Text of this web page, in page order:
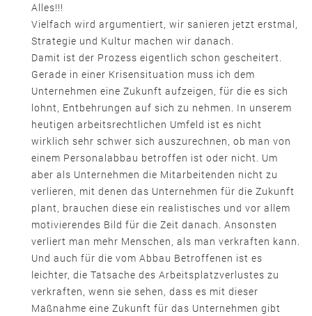
Alles!!!
Vielfach wird argumentiert, wir sanieren jetzt erstmal,
Strategie und Kultur machen wir danach.
Damit ist der Prozess eigentlich schon gescheitert.
Gerade in einer Krisensituation muss ich dem
Unternehmen eine Zukunft aufzeigen, für die es sich
lohnt, Entbehrungen auf sich zu nehmen. In unserem
heutigen arbeitsrechtlichen Umfeld ist es nicht
wirklich sehr schwer sich auszurechnen, ob man von
einem Personalabbau betroffen ist oder nicht. Um
aber als Unternehmen die Mitarbeitenden nicht zu
verlieren, mit denen das Unternehmen für die Zukunft
plant, brauchen diese ein realistisches und vor allem
motivierendes Bild für die Zeit danach. Ansonsten
verliert man mehr Menschen, als man verkraften kann.
Und auch für die vom Abbau Betroffenen ist es
leichter, die Tatsache des Arbeitsplatzverlustes zu
verkraften, wenn sie sehen, dass es mit dieser
Maßnahme eine Zukunft für das Unternehmen gibt